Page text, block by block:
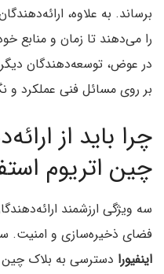
برساند. به علاوه،
را می‌‌دهند تا زمان و منابع
در عوض، توسعه‌دهندگان دیگر
بر روی مسائل فنی عملکرد و
چرا باید از
چین اتریوم
سه ویژگی ارزشمند
فضای ذخیره‌سازی و امنیت.
اینفیورا دسترسی به بلاک چین